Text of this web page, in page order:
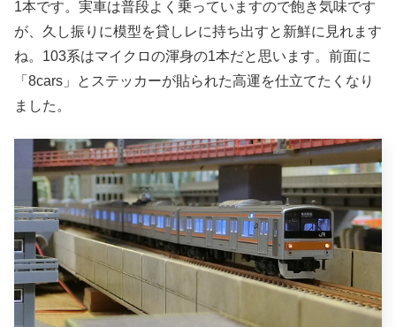
1本です。実車は普段よく乗っていますので飽き気味です
が、久し振りに模型を貸しレに持ち出すと新鮮に見れます
ね。103系はマイクロの渾身の1本だと思います。前面に
「8cars」とステッカーが貼られた高運を仕立てたくなり
ました。